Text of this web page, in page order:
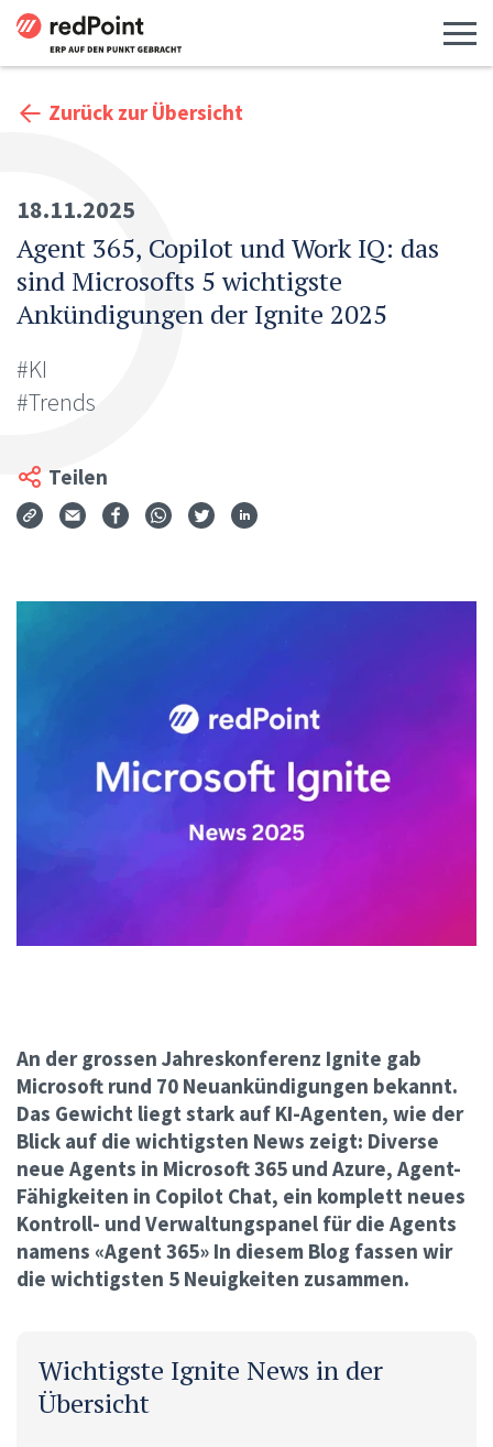
Zurück zur Übersicht
18.11.2025
Agent 365, Copilot und Work IQ: das
sind Microsofts 5 wichtigste
Ankündigungen der Ignite 2025
#KI
#Trends
Teilen
Via Mail teilen
Auf Facebook teilen
Auf WhatsApp teilen
Auf Twitter teilen
Auf LinkedIn teilen
An der grossen Jahreskonferenz Ignite gab
Microsoft rund 70 Neuankündigungen bekannt.
Das Gewicht liegt stark auf KI-Agenten, wie der
Blick auf die wichtigsten News zeigt: Diverse
neue Agents in Microsoft 365 und Azure, Agent-
Fähigkeiten in Copilot Chat, ein komplett neues
Kontroll- und Verwaltungspanel für die Agents
namens «Agent 365» In diesem Blog fassen wir
die wichtigsten 5 Neuigkeiten zusammen.
Wichtigste Ignite News in der
Übersicht